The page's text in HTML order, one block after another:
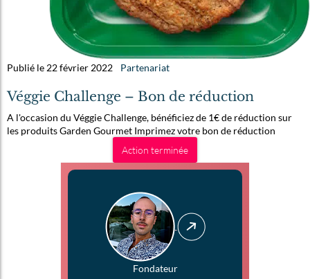
Publié le 22 février 2022 Partenariat
Véggie Challenge – Bon de réduction
A l'occasion du Véggie Challenge, bénéficiez de 1€ de réduction sur
les produits Garden Gourmet Imprimez votre bon de réduction
Action terminée
Fondateur